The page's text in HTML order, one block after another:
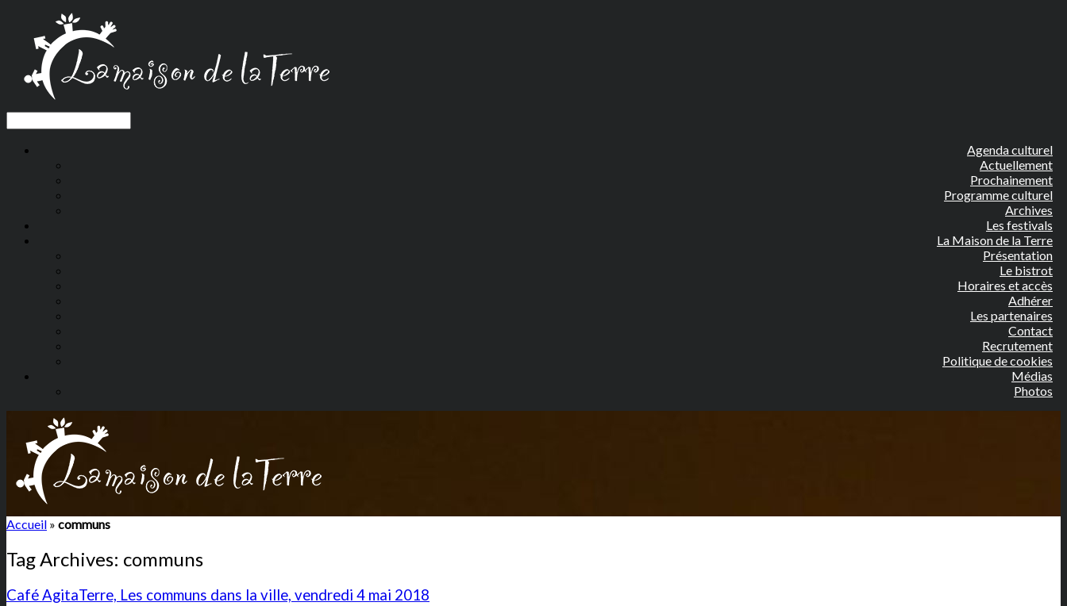
Agenda culturel
Actuellement
Prochainement
Programme culturel
Archives
Les festivals
La Maison de la Terre
Présentation
Le bistrot
Horaires et accès
Adhérer
Les partenaires
Contact
Recrutement
Politique de cookies
Médias
Photos
Accueil » communs
Tag Archives: communs
Café AgitaTerre, Les communs dans la ville, vendredi 4 mai 2018